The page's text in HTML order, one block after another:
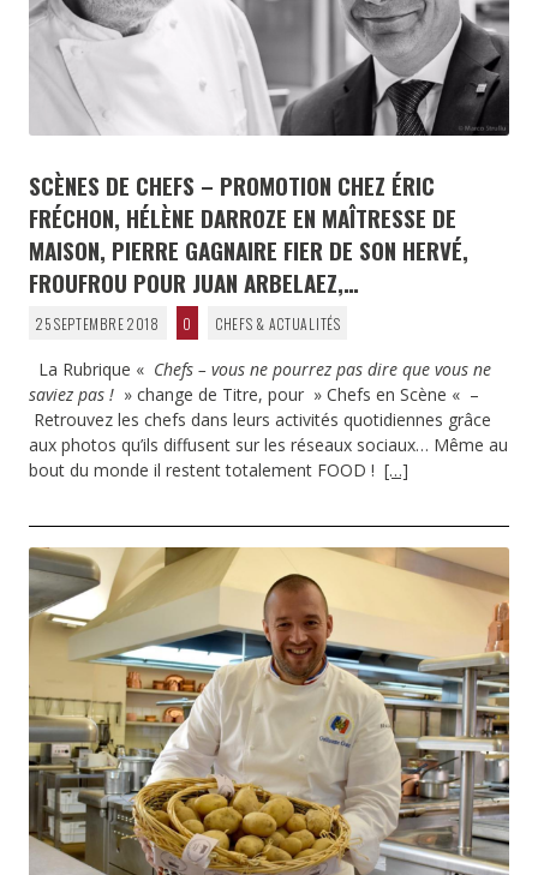
SCÈNES DE CHEFS – PROMOTION CHEZ ÉRIC
FRÉCHON, HÉLÈNE DARROZE EN MAÎTRESSE DE
MAISON, PIERRE GAGNAIRE FIER DE SON HERVÉ,
FROUFROU POUR JUAN ARBELAEZ,…
25 SEPTEMBRE 2018 0 CHEFS & ACTUALITÉS
La Rubrique « Chefs – vous ne pourrez pas dire que vous ne
saviez pas ! » change de Titre, pour » Chefs en Scène « –
Retrouvez les chefs dans leurs activités quotidiennes grâce
aux photos qu’ils diffusent sur les réseaux sociaux… Même au
bout du monde il restent totalement FOOD ! […]